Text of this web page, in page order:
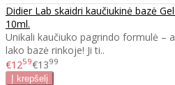
Didier Lab skaidri kaučiukinė bazė
10ml.
Unikali kaučiuko pagrindo formulė –
lako bazė rinkoje! Ji ti..
€1259€1399